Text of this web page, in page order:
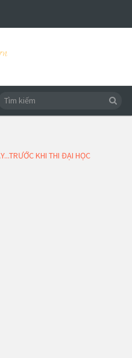
KHI THI ĐẠI HỌC